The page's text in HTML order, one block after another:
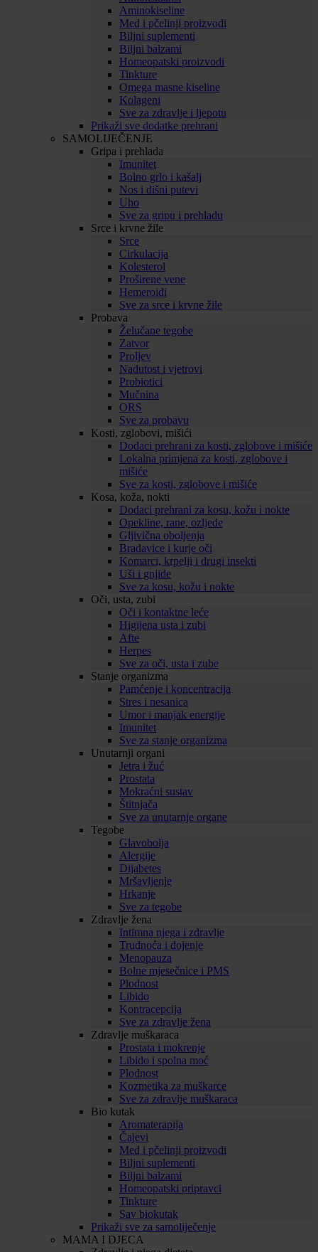
Aminokiseline
Med i pčelinji proizvodi
Biljni suplementi
Biljni balzami
Homeopatski proizvodi
Tinkture
Omega masne kiseline
Kolageni
Sve za zdravlje i ljepotu
Prikaži sve dodatke prehrani
SAMOLIJEČENJE
Gripa i prehlada
Imunitet
Bolno grlo i kašalj
Nos i dišni putevi
Uho
Sve za gripu i prehladu
Srce i krvne žile
Srce
Cirkulacija
Kolesterol
Proširene vene
Hemeroidi
Sve za srce i krvne žile
Probava
Želučane tegobe
Zatvor
Proljev
Nadutost i vjetrovi
Probiotici
Mučnina
ORS
Sve za probavu
Kosti, zglobovi, mišići
Dodaci prehrani za kosti, zglobove i mišiće
Lokalna primjena za kosti, zglobove i
mišiće
Sve za kosti, zglobove i mišiće
Kosa, koža, nokti
Dodaci prehrani za kosu, kožu i nokte
Opekline, rane, ozljede
Gljivična oboljenja
Bradavice i kurje oči
Komarci, krpelji i drugi insekti
Uši i gnjide
Sve za kosu, kožu i nokte
Oči, usta, zubi
Oči i kontaktne leće
Higijena usta i zubi
Afte
Herpes
Sve za oči, usta i zube
Stanje organizma
Pamćenje i koncentracija
Stres i nesanica
Umor i manjak energije
Imunitet
Sve za stanje organizma
Unutarnji organi
Jetra i žuć
Prostata
Mokraćni sustav
Štitnjača
Sve za unutarnje organe
Tegobe
Glavobolja
Alergije
Dijabetes
Mršavljenje
Hrkanje
Sve za tegobe
Zdravlje žena
Intimna njega i zdravlje
Trudnoća i dojenje
Menopauza
Bolne mjesečnice i PMS
Plodnost
Libido
Kontracepcija
Sve za zdravlje žena
Zdravlje muškaraca
Prostata i mokrenje
Libido i spolna moć
Plodnost
Kozmetika za muškarce
Sve za zdravlje muškaraca
Bio kutak
Aromaterapija
Čajevi
Med i pčelinji proizvodi
Biljni suplementi
Biljni balzami
Homeopatski pripravci
Tinkture
Sav biokutak
Prikaži sve za samoliječenje
MAMA I DJECA